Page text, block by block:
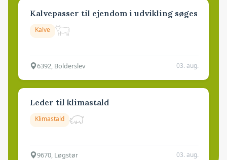
Kalvepasser til ejendom i udvikling søges
Kalve
6392, Bolderslev 03. aug.
Leder til klimastald
Klimastald
9670, Løgstør 03. aug.